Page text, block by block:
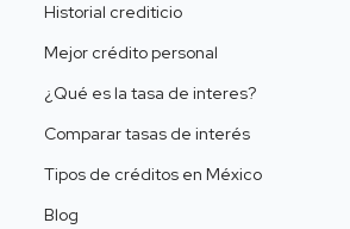
Historial crediticio
Mejor crédito personal
¿Qué es la tasa de interes?
Comparar tasas de interés
Tipos de créditos en México
Blog